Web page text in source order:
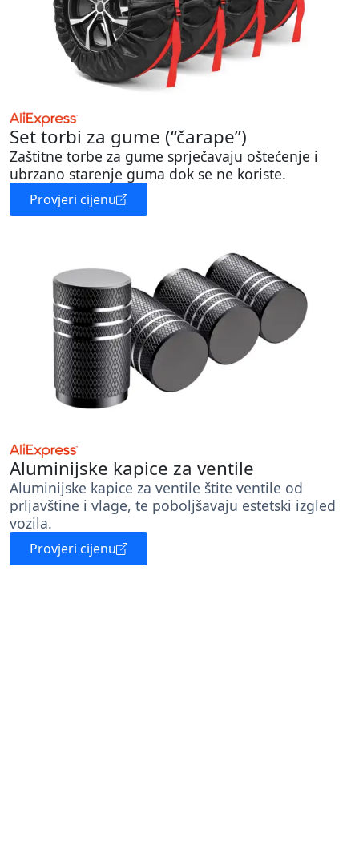
Set torbi za gume (“čarape”)
Zaštitne torbe za gume sprječavaju oštećenje i
ubrzano starenje guma dok se ne koriste.
Provjeri cijenu
Aluminijske kapice za ventile
Aluminijske kapice za ventile štite ventile od
prljavštine i vlage, te poboljšavaju estetski izgled
vozila.
Provjeri cijenu